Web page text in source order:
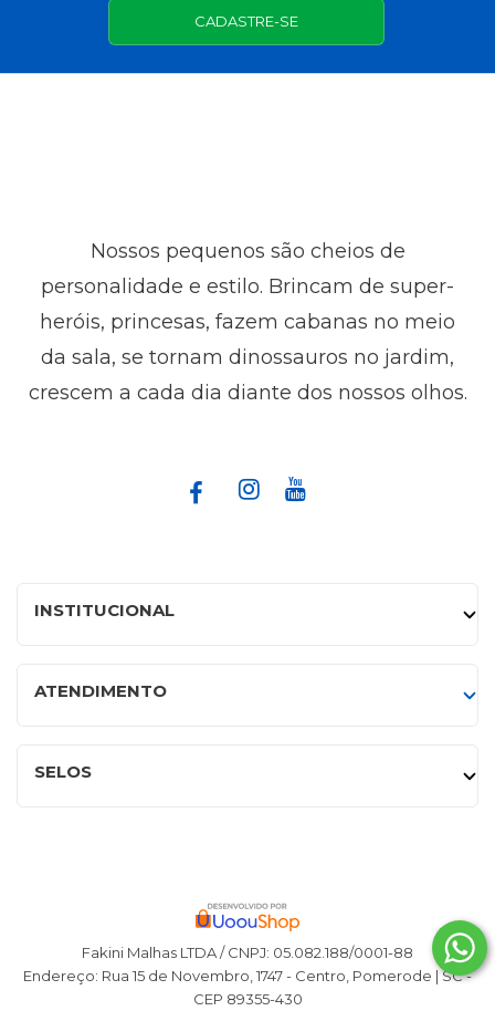
CADASTRE-SE
Nossos pequenos são cheios de
personalidade e estilo. Brincam de super-
heróis, princesas, fazem cabanas no meio
da sala, se tornam dinossauros no jardim,
crescem a cada dia diante dos nossos olhos.
INSTITUCIONAL
ATENDIMENTO
SELOS
Fakini Malhas LTDA / CNPJ: 05.082.188/0001-88
Endereço: Rua 15 de Novembro, 1747 - Centro, Pomerode | SC -
CEP 89355-430